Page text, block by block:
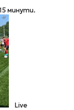
минути.
Live